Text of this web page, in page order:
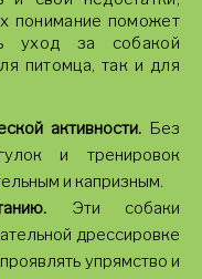
понимание поможет
уход за собакой
питомца, так и для
активности.Без
и тренировок
и капризным.
Эти собаки
дрессировке
упрямство и